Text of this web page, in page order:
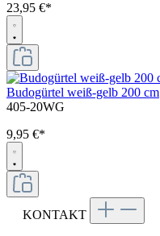
23,95 €*
Budogürtel weiß-gelb 200 cm
405-20WG
9,95 €*
KONTAKT